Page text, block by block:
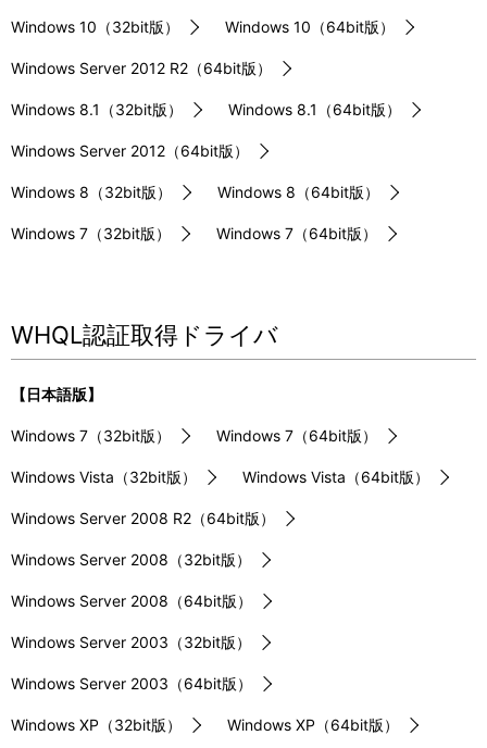
Windows 10（32bit版） Windows 10（64bit版）
Windows Server 2012 R2（64bit版）
Windows 8.1（32bit版） Windows 8.1（64bit版）
Windows Server 2012（64bit版）
Windows 8（32bit版） Windows 8（64bit版）
Windows 7（32bit版） Windows 7（64bit版）
WHQL認証取得ドライバ
【日本語版】
Windows 7（32bit版） Windows 7（64bit版）
Windows Vista（32bit版） Windows Vista（64bit版）
Windows Server 2008 R2（64bit版）
Windows Server 2008（32bit版）
Windows Server 2008（64bit版）
Windows Server 2003（32bit版）
Windows Server 2003（64bit版）
Windows XP（32bit版） Windows XP（64bit版）